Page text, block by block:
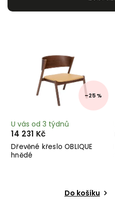
–25 %
Dřevěné křeslo OBLIQUE
hnědé
U vás od 3 týdnů
14 231 Kč
Do košíku